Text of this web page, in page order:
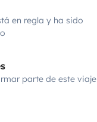
en regla y ha sido
parte de este viaje